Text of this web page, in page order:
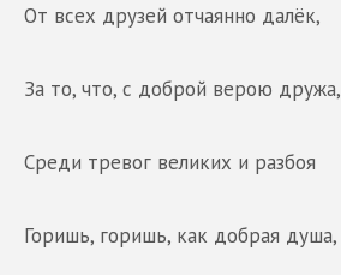
От всех друзей отчаянно далёк,
За то, что, с доброй верою дружа,
Среди тревог великих и разбоя
Горишь, горишь, как добрая душа,